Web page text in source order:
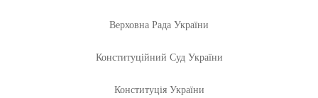
Верховна Рада України
Конституційний Суд України
Конституція України